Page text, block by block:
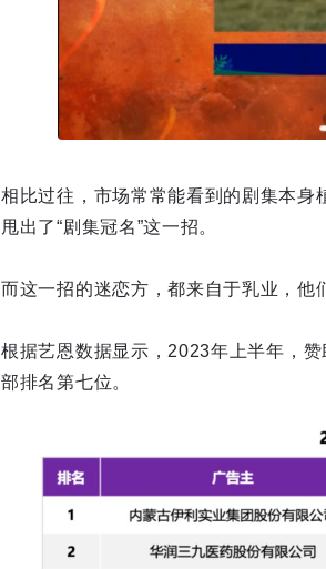
相比过往，市场常常能看到的剧集本
甩出了“剧集冠名”这一招。
而这一招的迷恋方，都来自于乳业，他
根据艺恩数据显示，2023年上半年，
部排名第七位。